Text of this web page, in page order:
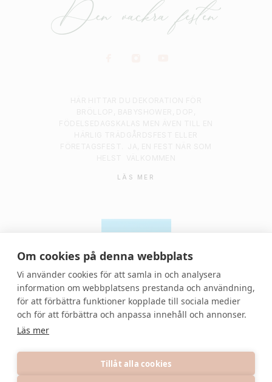
Om cookies på denna webbplats
Vi använder cookies för att samla in och analysera
information om webbplatsens prestanda och användning,
för att förbättra funktioner kopplade till sociala medier
och för att förbättra och anpassa innehåll och annonser.
Läs mer
Tillåt alla cookies
LÄS MER
© 2021 Denvackrafesten | All rights reserved.